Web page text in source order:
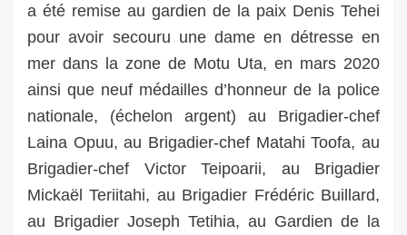
a été remise au gardien de la paix Denis Tehei
pour avoir secouru une dame en détresse en
mer dans la zone de Motu Uta, en mars 2020
ainsi que neuf médailles d’honneur de la police
nationale, (échelon argent) au Brigadier-chef
Laina Opuu, au Brigadier-chef Matahi Toofa, au
Brigadier-chef Victor Teipoarii, au Brigadier
Mickaël Teriitahi, au Brigadier Frédéric Buillard,
au Brigadier Joseph Tetihia, au Gardien de la